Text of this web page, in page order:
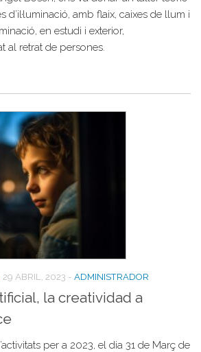
amb flaix, caixes de llum i
en estudi i exterior,
al retrat de persones.
- ADMINISTRADOR
29 ABRIL, 2023
la creatividad a
per a 2023, el dia 31 de Març de